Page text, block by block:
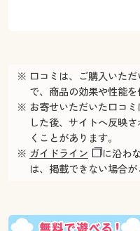
※ 口コミは、ご購入いた
で、商品の効果や性能を
※ お寄せいただいた口コミ
した後、サイトへ反映
くことがあります。
※ ガイドライン
に沿わ
は、掲載できない場合